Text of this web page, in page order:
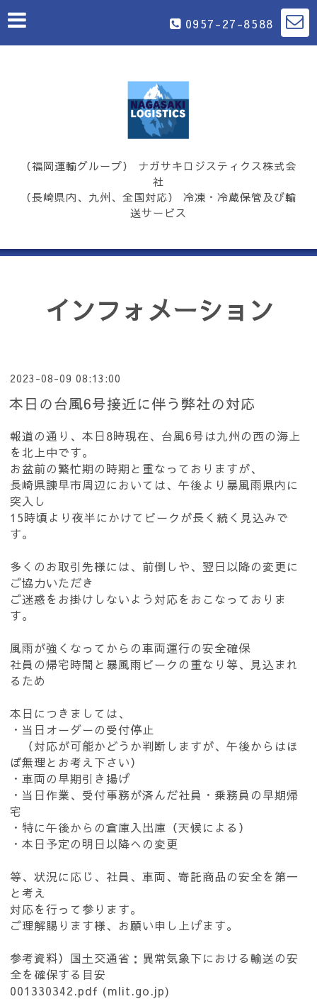
0957-27-8588
（福岡運輸グループ） ナガサキロジスティクス株式会
社
（長崎県内、九州、全国対応） 冷凍・冷蔵保管及び輸
送サービス
インフォメーション
2023-08-09 08:13:00
本日の台風6号接近に伴う弊社の対応
報道の通り、本日8時現在、台風6号は九州の西の海上
を北上中です。
お盆前の繁忙期の時期と重なっておりますが、
長崎県諫早市周辺においては、午後より暴風雨県内に
突入し
15時頃より夜半にかけてピークが長く続く見込みで
す。
多くのお取引先様には、前倒しや、翌日以降の変更に
ご協力いただき
ご迷惑をお掛けしないよう対応をおこなっておりま
す。
風雨が強くなってからの車両運行の安全確保
社員の帰宅時間と暴風雨ピークの重なり等、見込まれ
るため
本日につきましては、
・当日オーダーの受付停止
（対応が可能かどうか判断しますが、午後からはほ
ぼ無理とお考え下さい）
・車両の早期引き揚げ
・当日作業、受付事務が済んだ社員・乗務員の早期帰
宅
・特に午後からの倉庫入出庫（天候による）
・本日予定の明日以降への変更
等、状況に応じ、社員、車両、寄託商品の安全を第一
と考え
対応を行って参ります。
ご理解賜ります様、お願い申し上げます。
参考資料）国土交通省：異常気象下における輸送の安
全を確保する目安
001330342.pdf (mlit.go.jp)